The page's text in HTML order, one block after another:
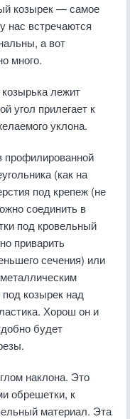
козырек — самое
нас встречаются
а вот
много.
козырька лежит
угол прилегает к
уклона.
профилированной
(как на
под крепеж (не
соединить в
под кровельный
приварить
сечения) или
козырек над
Хорош он и
будет
наклона. Это
обрешетки, к
материал. Эта